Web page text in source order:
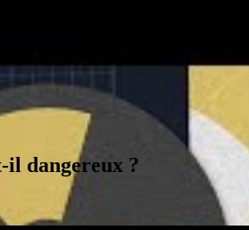
il dangereux ?